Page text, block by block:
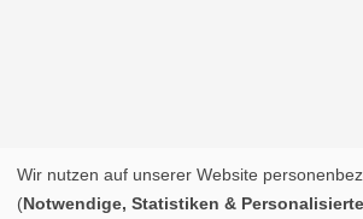
Wir nutzen auf unserer Website
(Notwendige, Statistiken &